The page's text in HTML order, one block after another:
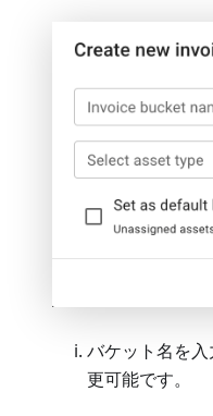
バケット名を
更可能です。